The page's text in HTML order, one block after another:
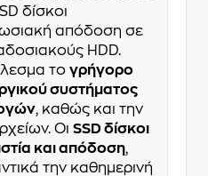
δίσκοι
απόδοση σε
HDD.
το γρήγορο
συστήματος
, καθώς και την
Οι SSD δίσκοι
και απόδοση,
την καθημερινή